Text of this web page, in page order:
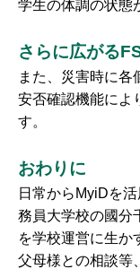
学生の体調の状態
さらに広がる
また、災害時に各
安否確認機能によ
す。
おわりに
日常からMyiDを
務員大学校の國分
を学校運営に生か
父母様との相談等